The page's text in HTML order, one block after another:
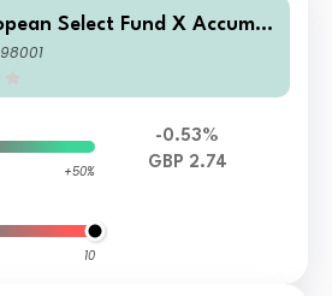
Select Fund X Accumul
+50%
10
-0.53%
GBP 2.74